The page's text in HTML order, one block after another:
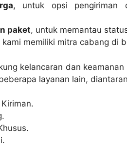
, untuk opsi pengiriman
paket, untuk memantau
kami memiliki mitra cabang di
kelancaran dan
layanan lain,